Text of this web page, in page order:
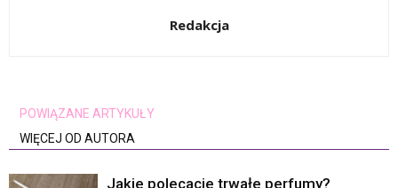
Redakcja
POWIĄZANE ARTYKUŁY
WIĘCEJ OD AUTORA
Jakie polecacie trwałe perfumy?